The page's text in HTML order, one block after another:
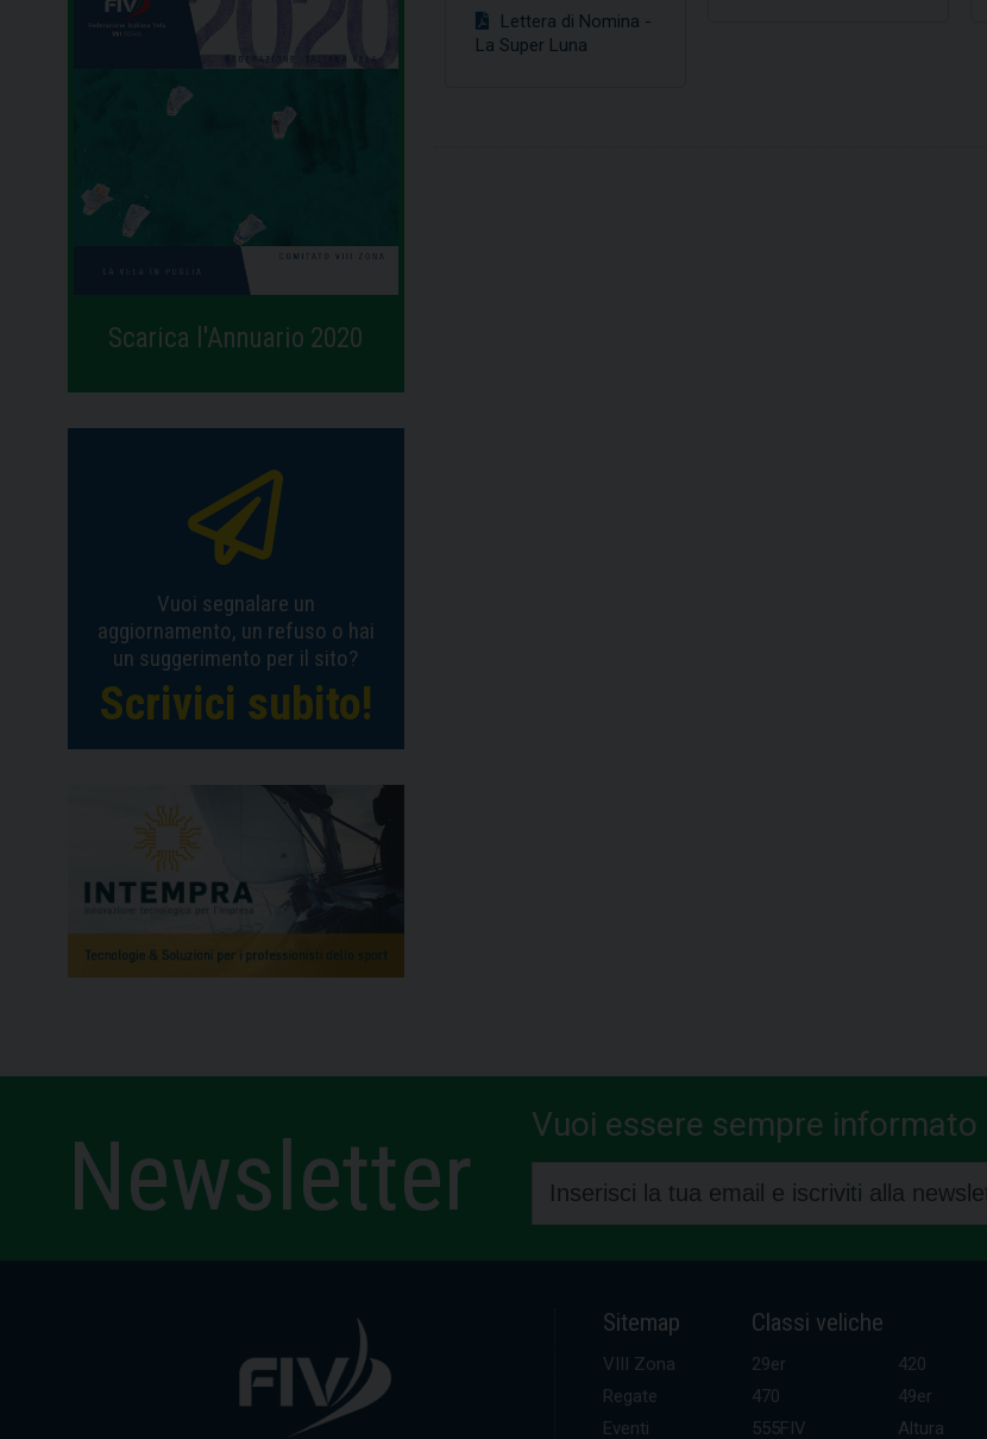
Scarica l'Annuario 2020
Vuoi segnalare un
aggiornamento, un refuso o hai
un suggerimento per il sito?
Scrivici subito!
Lettera di Nomina -
La Super Luna
Newsletter Vuoi essere sempre
Sitemap
VIII Zona
Regate
Eventi
Classi veliche
29er
420
470
49er
555FIV
Altura